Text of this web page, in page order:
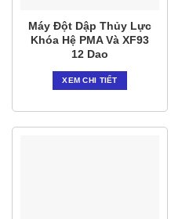
Máy Đột Dập Thủy Lực
Khóa Hệ PMA Và XF93
12 Dao
XEM CHI TIẾT